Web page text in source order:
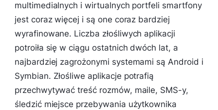
multimedialnych i wirtualnych portfeli smartfony
jest coraz więcej i są one coraz bardziej
wyrafinowane. Liczba złośliwych aplikacji
potroiła się w ciągu ostatnich dwóch lat, a
najbardziej zagrożonymi systemami są Android i
Symbian. Złośliwe aplikacje potrafią
przechwytywać treść rozmów, maile, SMS-y,
śledzić miejsce przebywania użytkownika